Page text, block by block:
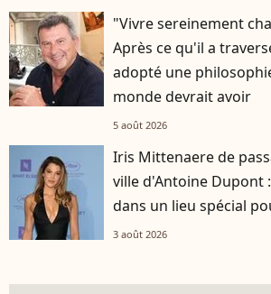
"Vivre sereinement
Après ce qu'il a
adopté une
monde devrait avoir
5 août 2026
Iris Mittenaere de
ville d'Antoine Dupont
dans un lieu spécial
3 août 2026